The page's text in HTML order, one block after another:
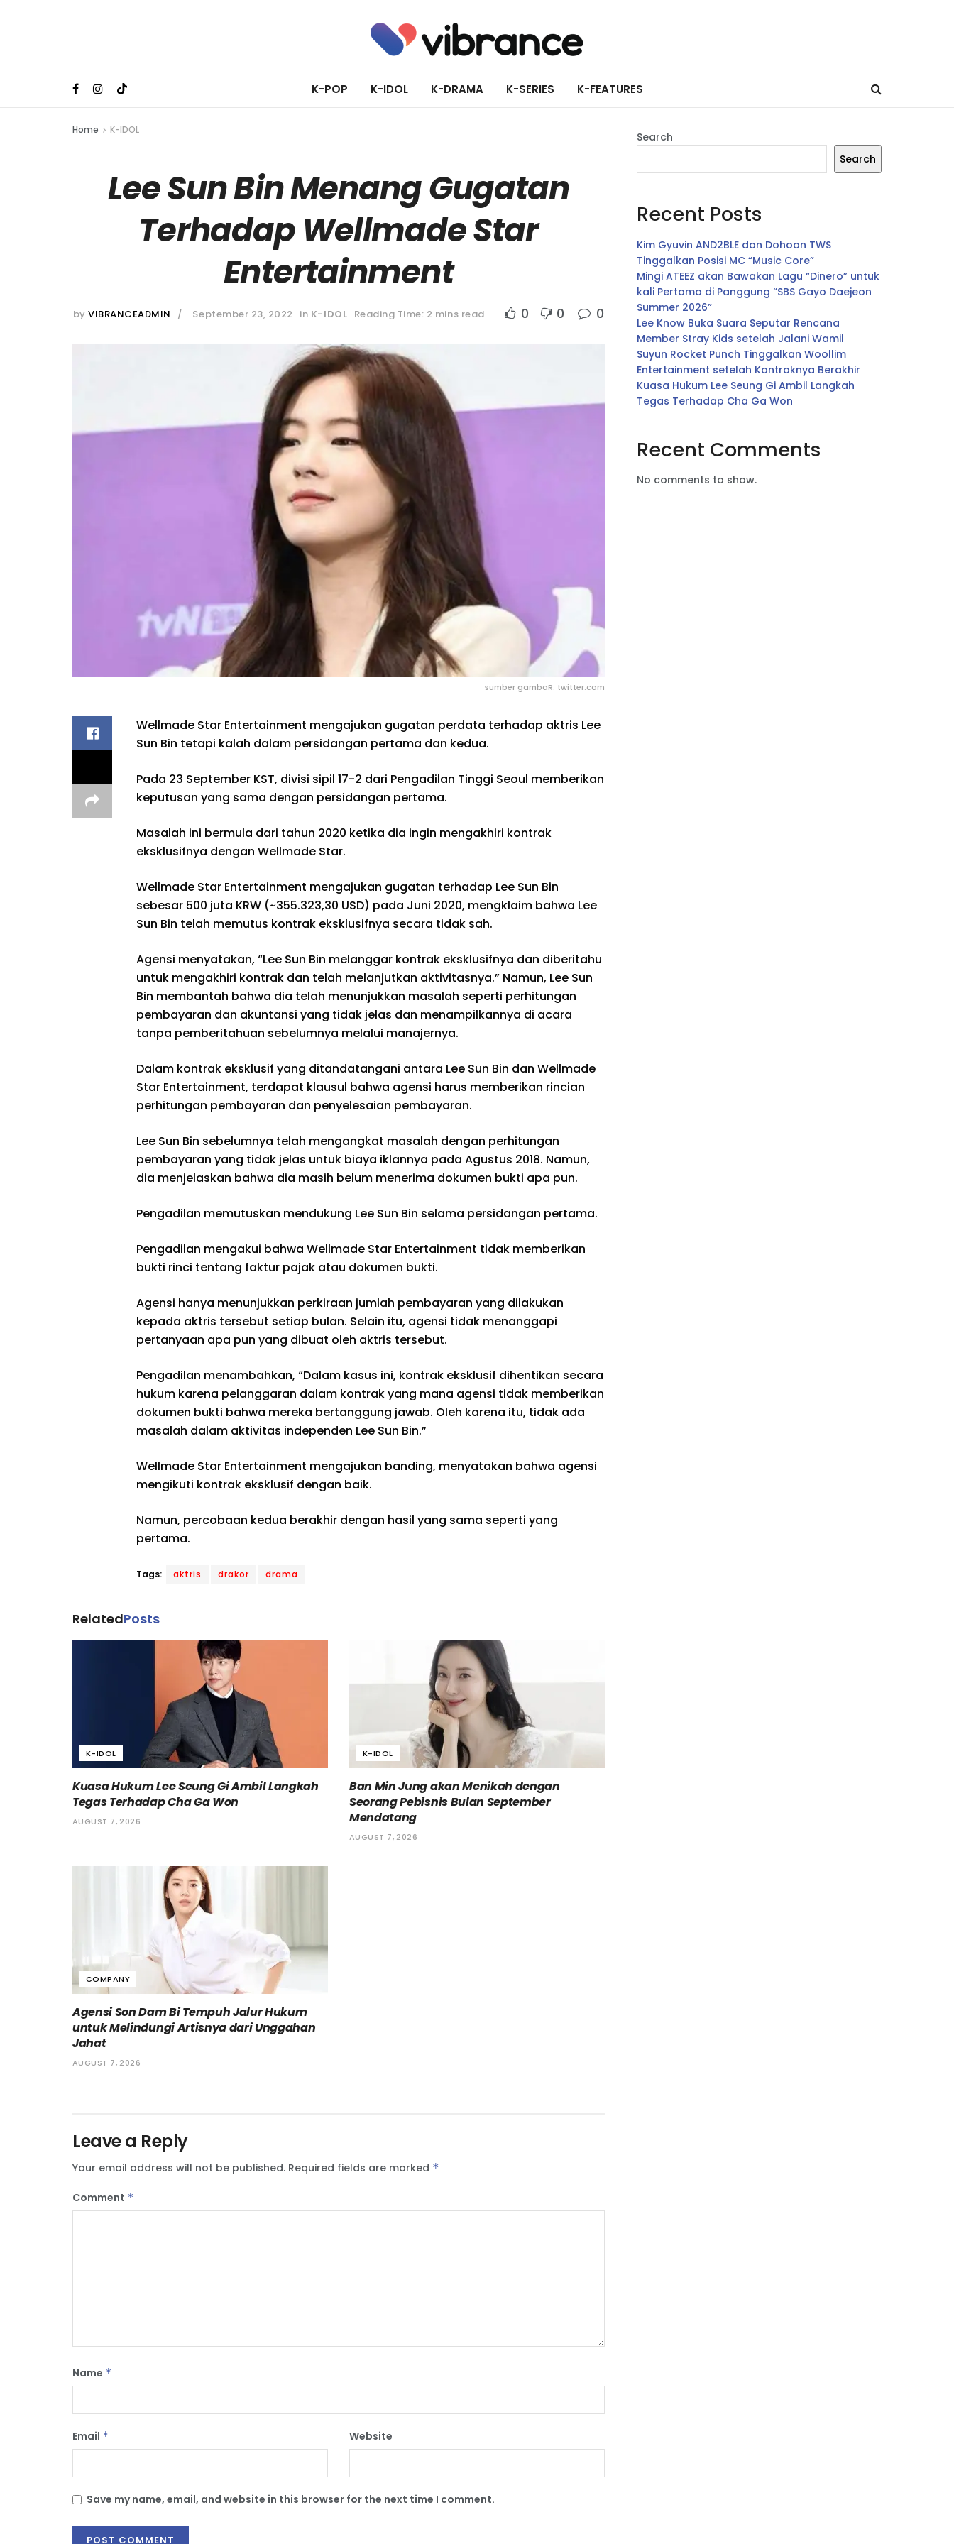
K-POP K-IDOL K-DRAMA K-SERIES K-FEATURES
Home K-IDOL
Lee Sun Bin Menang Gugatan
Terhadap Wellmade Star
Entertainment
by VIBRANCEADMIN September 23, 2022 in K-IDOL Reading Time: 2 mins read 0 0 0
sumber gambaR: twitter.com
Wellmade Star Entertainment mengajukan gugatan perdata terhadap aktris Lee
Sun Bin tetapi kalah dalam persidangan pertama dan kedua.
Pada 23 September KST, divisi sipil 17-2 dari Pengadilan Tinggi Seoul memberikan
keputusan yang sama dengan persidangan pertama.
Masalah ini bermula dari tahun 2020 ketika dia ingin mengakhiri kontrak
eksklusifnya dengan Wellmade Star.
Wellmade Star Entertainment mengajukan gugatan terhadap Lee Sun Bin
sebesar 500 juta KRW (~355.323,30 USD) pada Juni 2020, mengklaim bahwa Lee
Sun Bin telah memutus kontrak eksklusifnya secara tidak sah.
Agensi menyatakan, “Lee Sun Bin melanggar kontrak eksklusifnya dan diberitahu
untuk mengakhiri kontrak dan telah melanjutkan aktivitasnya.” Namun, Lee Sun
Bin membantah bahwa dia telah menunjukkan masalah seperti perhitungan
pembayaran dan akuntansi yang tidak jelas dan menampilkannya di acara
tanpa pemberitahuan sebelumnya melalui manajernya.
Dalam kontrak eksklusif yang ditandatangani antara Lee Sun Bin dan Wellmade
Star Entertainment, terdapat klausul bahwa agensi harus memberikan rincian
perhitungan pembayaran dan penyelesaian pembayaran.
Lee Sun Bin sebelumnya telah mengangkat masalah dengan perhitungan
pembayaran yang tidak jelas untuk biaya iklannya pada Agustus 2018. Namun,
dia menjelaskan bahwa dia masih belum menerima dokumen bukti apa pun.
Pengadilan memutuskan mendukung Lee Sun Bin selama persidangan pertama.
Pengadilan mengakui bahwa Wellmade Star Entertainment tidak memberikan
bukti rinci tentang faktur pajak atau dokumen bukti.
Agensi hanya menunjukkan perkiraan jumlah pembayaran yang dilakukan
kepada aktris tersebut setiap bulan. Selain itu, agensi tidak menanggapi
pertanyaan apa pun yang dibuat oleh aktris tersebut.
Pengadilan menambahkan, “Dalam kasus ini, kontrak eksklusif dihentikan secara
hukum karena pelanggaran dalam kontrak yang mana agensi tidak memberikan
dokumen bukti bahwa mereka bertanggung jawab. Oleh karena itu, tidak ada
masalah dalam aktivitas independen Lee Sun Bin.”
Wellmade Star Entertainment mengajukan banding, menyatakan bahwa agensi
mengikuti kontrak eksklusif dengan baik.
Namun, percobaan kedua berakhir dengan hasil yang sama seperti yang
pertama.
Tags: aktris drakor drama
RelatedPosts
K-IDOL
Kuasa Hukum Lee Seung Gi Ambil Langkah
Tegas Terhadap Cha Ga Won
AUGUST 7, 2026
K-IDOL
Ban Min Jung akan Menikah dengan
Seorang Pebisnis Bulan September
Mendatang
AUGUST 7, 2026
COMPANY
Agensi Son Dam Bi Tempuh Jalur Hukum
untuk Melindungi Artisnya dari Unggahan
Jahat
AUGUST 7, 2026
Leave a Reply
Your email address will not be published. Required fields are marked *
Comment *
Name *
Email * Website
Save my name, email, and website in this browser for the next time I comment.
Search
Search
Recent Posts
Kim Gyuvin AND2BLE dan Dohoon TWS
Tinggalkan Posisi MC “Music Core”
Mingi ATEEZ akan Bawakan Lagu “Dinero” untuk
kali Pertama di Panggung “SBS Gayo Daejeon
Summer 2026”
Lee Know Buka Suara Seputar Rencana
Member Stray Kids setelah Jalani Wamil
Suyun Rocket Punch Tinggalkan Woollim
Entertainment setelah Kontraknya Berakhir
Kuasa Hukum Lee Seung Gi Ambil Langkah
Tegas Terhadap Cha Ga Won
Recent Comments
No comments to show.